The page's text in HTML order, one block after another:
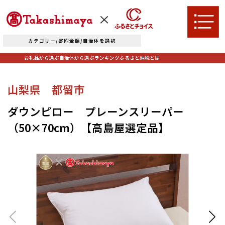
カテゴリー/寄附金額/自治体を選択
TOPへ
米・パン
果物類 エビ・カニ等
魚貝類
野菜類
卵（鶏、
お酒
菓子
北海道エリア
札幌市（北海道）千歳市（北海道）
石狩市（北海道）
東川町（北海道）
ランキング
お礼品から選ぶ自治体から選ぶランキングふるさと納税とは
山梨県 都留市
ダウンピロー プレーンスリーパー
（50×70cm）【高島屋選定品】